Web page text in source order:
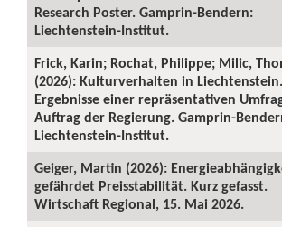
Research Poster. Gamprin-Bendern:
Liechtenstein-Institut.
Frick, Karin; Rochat, Philippe; Milic,
(2026): Kulturverhalten in Liechtenstein.
Ergebnisse einer repräsentativen
Auftrag der Regierung. Gamprin-
Liechtenstein-Institut.
Geiger, Martin (2026):
gefährdet Preisstabilität. Kurz gefasst.
Wirtschaft Regional, 15. Mai 2026.